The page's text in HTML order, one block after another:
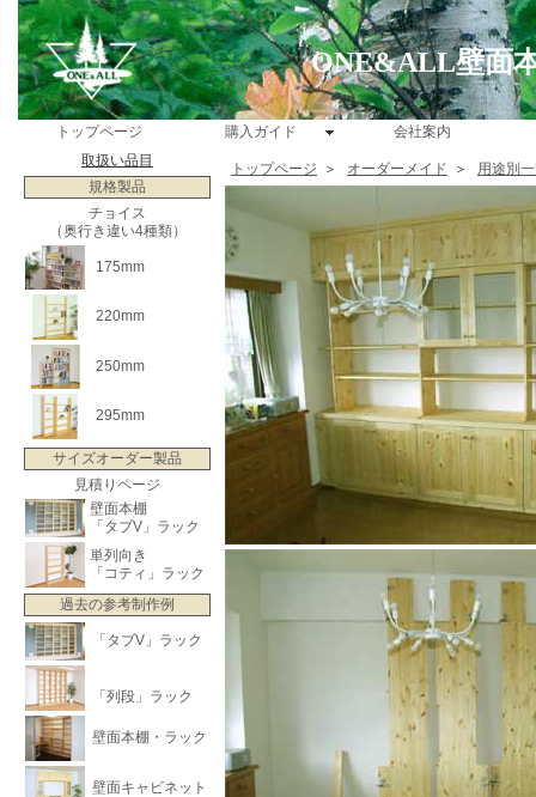
ONE&ALL壁面
トップページ 購入ガイド
会社案内
取扱い品目
規格製品
チョイス
（奥行き違い4種類）
175mm
220mm
250mm
295mm
サイズオーダー製品
見積りページ
壁面本棚
「タブV」ラック
単列向き
「コティ」ラック
過去の参考制作例
「タブV」ラック
「列段」ラック
壁面本棚・ラック
壁面キャビネット
トップページ ＞ オーダーメイド ＞ 用途別